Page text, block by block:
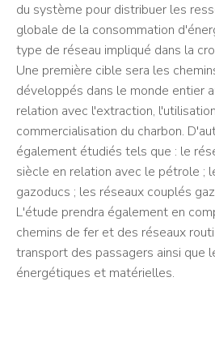
du système pour distribuer les
globale de la consommation
type de réseau impliqué dans la
Une première cible sera les
développés dans le monde entier
relation avec l'extraction,
commercialisation du charbon.
également étudiés tels que : le
siècle en relation avec le pétrole ;
gazoducs ; les réseaux couplés
L'étude prendra également en
chemins de fer et des réseaux
transport des passagers ainsi que
énergétiques et matérielles.